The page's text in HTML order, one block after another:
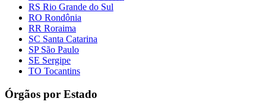
RS Rio Grande do Sul
RO Rondônia
RR Roraima
SC Santa Catarina
SP São Paulo
SE Sergipe
TO Tocantins
Órgãos por Estado